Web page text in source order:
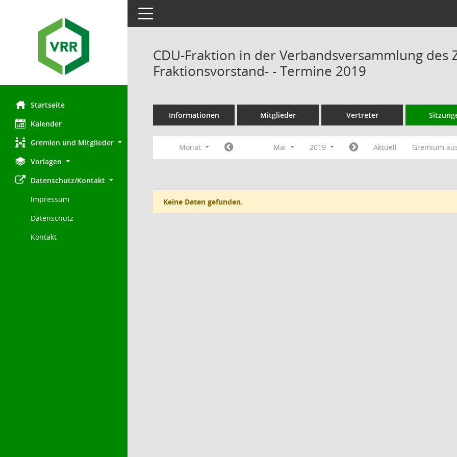
Startseite
Kalender
Gremien und Mitglieder
Vorlagen
Datenschutz/Kontakt
Impressum
Datenschutz
Kontakt
Toggle navigation
CDU-Fraktion in der Verbandsversammlung des
Fraktionsvorstand- - Termine 2019
Informationen Mitglieder Vertreter
Monat Mai 2019 Aktuell Gremium
Keine Daten gefunden.